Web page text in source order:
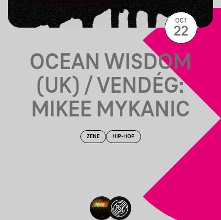
OCEAN WISDOM
(UK) / VENDÉG:
MIKEE MYKANIC
ZENE HIP-HOP
OCT
22